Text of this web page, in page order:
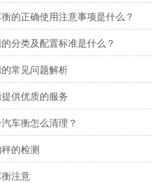
的正确使用注意事项是什么？
分类及配置标准是什么？
常见问题解析
供优质的服务
车衡怎么清理？
的检测
注意